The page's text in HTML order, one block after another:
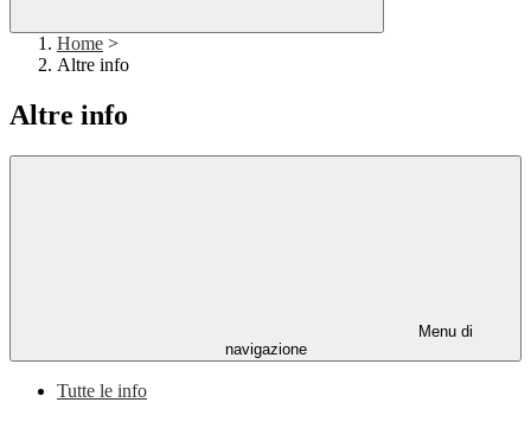
Home >
Altre info
Altre info
Menu di
navigazione
Tutte le info